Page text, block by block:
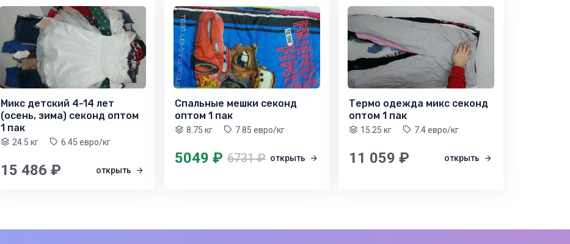
Микс детский 4-14 лет
(осень, зима) секонд оптом
1 пак
24.5 кг 6.45 евро/кг
15 486 ₽ открыть
Спальные мешки секонд
оптом 1 пак
8.75 кг 7.85 евро/кг
5049 ₽ 6731 ₽ открыть
Термо одежда микс секонд
оптом 1 пак
15.25 кг 7.4 евро/кг
11 059 ₽ открыть